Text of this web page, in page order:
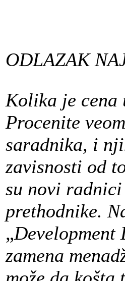
ODLAZAK
Kolika je cena
Procenite
saradnika, i
zavisnosti od
su novi radnici
prethodnike.
„
zamena